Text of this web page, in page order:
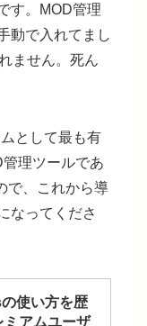
す。MOD管理
動で入れてまし
ません。死ん
として最も有
理ツールであ
で、これから導
なってくださ
使い方を歴
ミアムユーザ